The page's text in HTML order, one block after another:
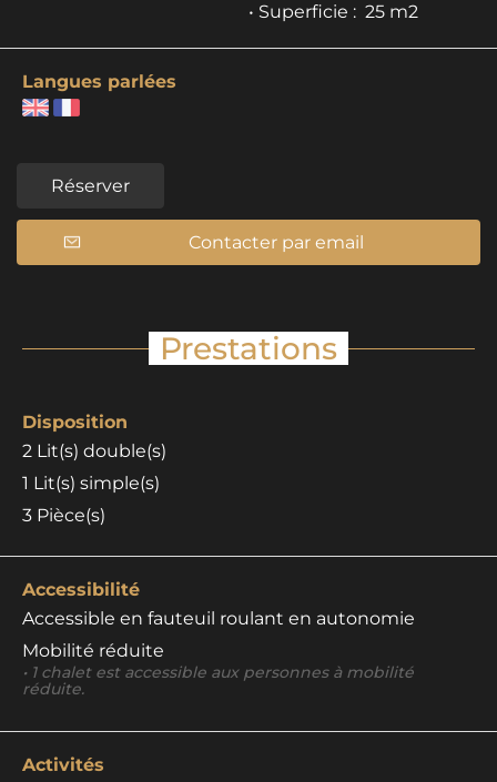
• Superficie : 25 m2
Langues parlées
Réserver
Contacter par email
Prestations
Disposition
2 Lit(s) double(s)
1 Lit(s) simple(s)
3 Pièce(s)
Accessibilité
Accessible en fauteuil roulant en autonomie
Mobilité réduite
• 1 chalet est accessible aux personnes à mobilité
réduite.
Activités